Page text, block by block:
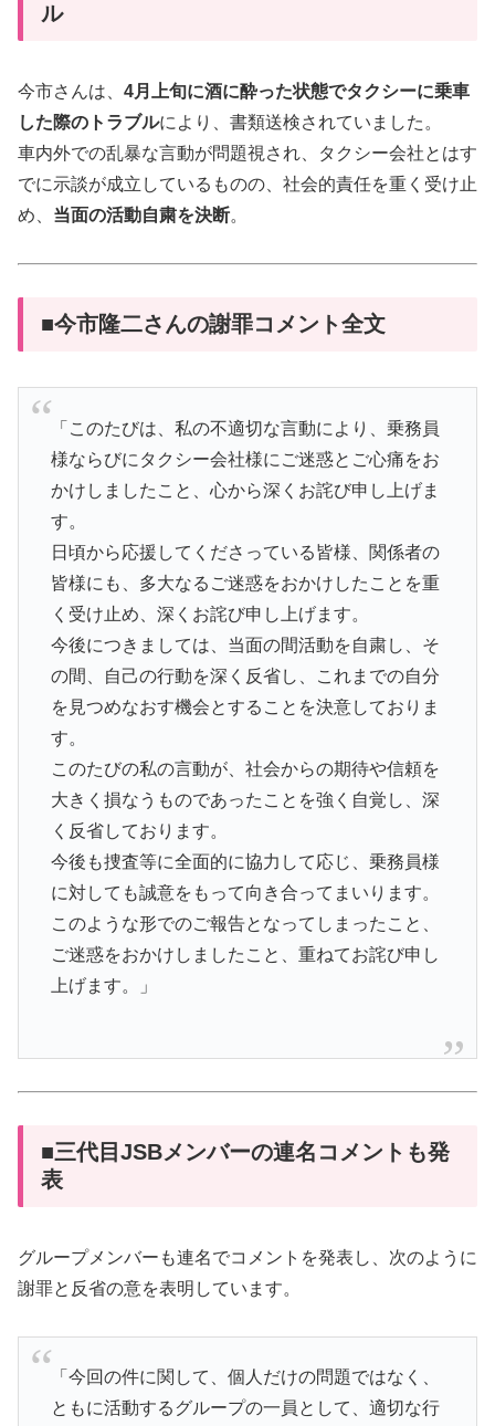
ル
今市さんは、 4月上旬に酒に酔った状態でタクシーに乗車
した際のトラブルにより、書類送検されていました。
車内外での乱暴な言動が問題視され、タクシー会社とはす
でに示談が成立しているものの、社会的責任を重く受け止
め、 当面の活動自粛を決断。
■今市隆二さんの謝罪コメント全文
「このたびは、私の不適切な言動により、乗務員
様ならびにタクシー会社様にご迷惑とご心痛をお
かけしましたこと、心から深くお詫び申し上げま
す。
日頃から応援してくださっている皆様、関係者の
皆様にも、多大なるご迷惑をおかけしたことを重
く受け止め、深くお詫び申し上げます。
今後につきましては、当面の間活動を自粛し、そ
の間、自己の行動を深く反省し、これまでの自分
を見つめなおす機会とすることを決意しておりま
す。
このたびの私の言動が、社会からの期待や信頼を
大きく損なうものであったことを強く自覚し、深
く反省しております。
今後も捜査等に全面的に協力して応じ、乗務員様
に対しても誠意をもって向き合ってまいります。
このような形でのご報告となってしまったこと、
ご迷惑をおかけしましたこと、重ねてお詫び申し
上げます。」
■三代目JSBメンバーの連名コメントも発
表
グループメンバーも連名でコメントを発表し、次のように
謝罪と反省の意を表明しています。
「今回の件に関して、個人だけの問題ではなく、
ともに活動するグループの一員として、適切な行